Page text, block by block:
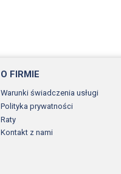
O FIRMIE
Warunki świadczenia usługi
Polityka prywatności
Raty
Kontakt z nami